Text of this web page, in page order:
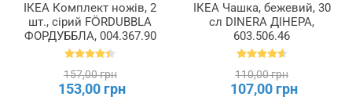
ІКЕА Комплект ножів, 2
шт., сірий FÖRDUBBLA
ФОРДУББЛА, 004.367.90
157,00 грн
153,00 грн
ІКЕА Чашка, бежевий, 30
сл DINERA ДІНЕРА,
603.506.46
110,00 грн
107,00 грн